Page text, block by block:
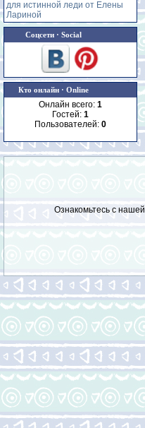
для истинной леди от Елены
Лариной
Соцсети · Social
Кто онлайн · Online
Онлайн всего: 1
Гостей: 1
Пользователей: 0
Ознакомьтесь с нашей